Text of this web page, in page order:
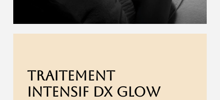
TRAITEMENT
INTENSIF DX GLOW